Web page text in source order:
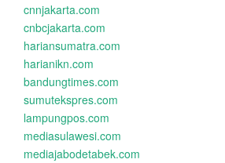
cnnjakarta.com
cnbcjakarta.com
hariansumatra.com
harianikn.com
bandungtimes.com
sumutekspres.com
lampungpos.com
mediasulawesi.com
mediajabodetabek.com